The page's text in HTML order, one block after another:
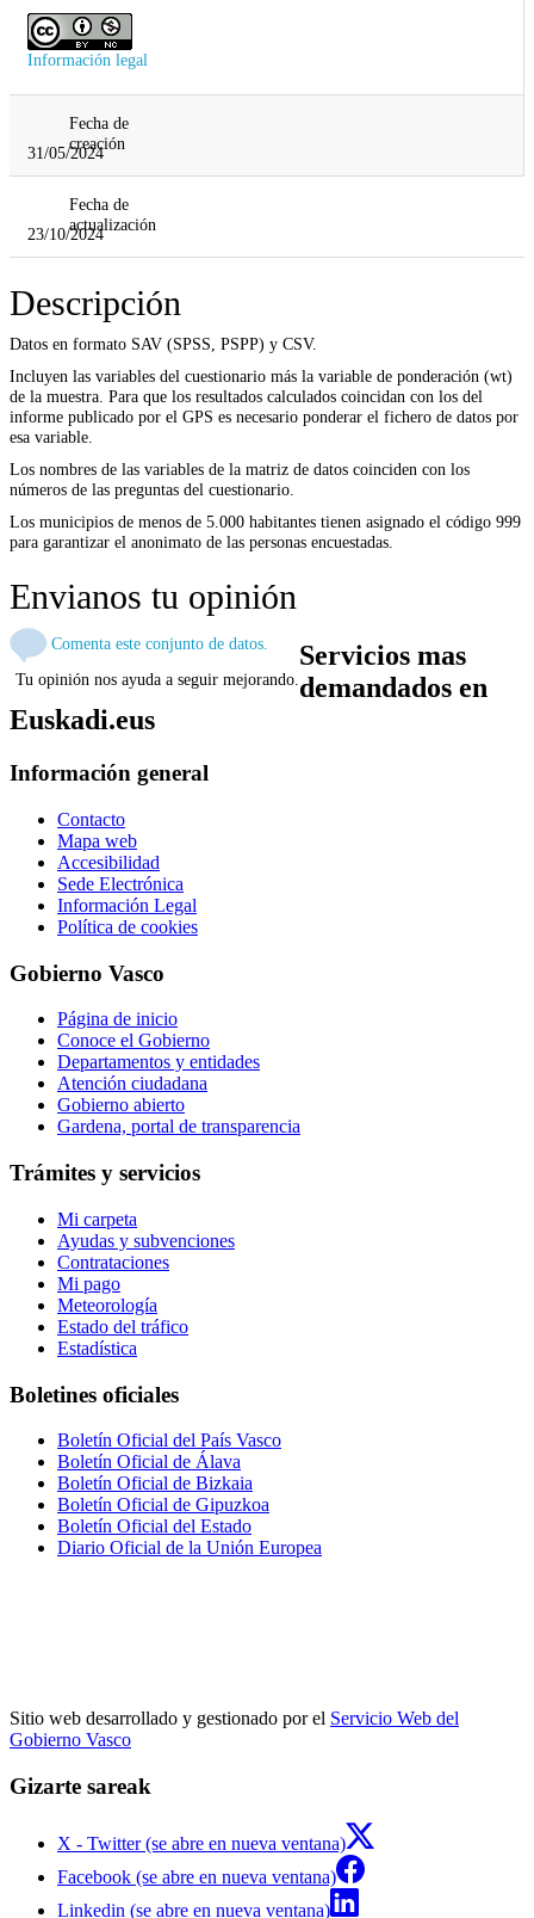
Información legal
Fecha de
creación
31/05/2024
Fecha de
actualización
23/10/2024
Descripción
Datos en formato SAV (SPSS, PSPP) y CSV.
Incluyen las variables del cuestionario más la variable de ponderación (wt)
de la muestra. Para que los resultados calculados coincidan con los del
informe publicado por el GPS es necesario ponderar el fichero de datos por
esa variable.
Los nombres de las variables de la matriz de datos coinciden con los
números de las preguntas del cuestionario.
Los municipios de menos de 5.000 habitantes tienen asignado el código 999
para garantizar el anonimato de las personas encuestadas.
Envianos tu opinión
Comenta este conjunto de datos.
Tu opinión nos ayuda a seguir mejorando.
Servicios mas
demandados en
Euskadi.eus
Información general
Contacto
Mapa web
Accesibilidad
Sede Electrónica
Información Legal
Política de cookies
Gobierno Vasco
Página de inicio
Conoce el Gobierno
Departamentos y entidades
Atención ciudadana
Gobierno abierto
Gardena, portal de transparencia
Trámites y servicios
Mi carpeta
Ayudas y subvenciones
Contrataciones
Mi pago
Meteorología
Estado del tráfico
Estadística
Boletines oficiales
Boletín Oficial del País Vasco
Boletín Oficial de Álava
Boletín Oficial de Bizkaia
Boletín Oficial de Gipuzkoa
Boletín Oficial del Estado
Diario Oficial de la Unión Europea
Sitio web desarrollado y gestionado por el Servicio Web del
Gobierno Vasco
Gizarte sareak
X - Twitter (se abre en nueva ventana)
Facebook (se abre en nueva ventana)
Linkedin (se abre en nueva ventana)